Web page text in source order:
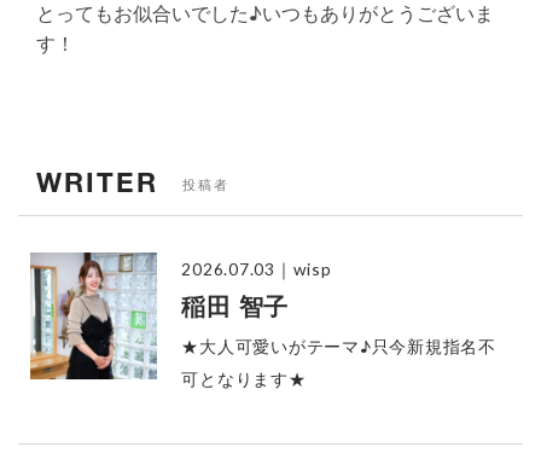
とってもお似合いでした♪いつもありがとうございま
す！
WRITER 投稿者
2026.07.03 ｜wisp
稲田 智子
★大人可愛いがテーマ♪只今新規指名不
可となります★